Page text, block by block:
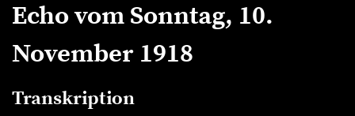
Echo vom Sonntag, 10.
November 1918
Transkription